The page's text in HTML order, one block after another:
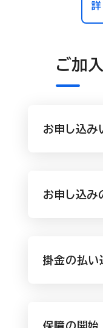
詳
ご加
お申し込み
お申し込み
掛金の払い
保障の開始